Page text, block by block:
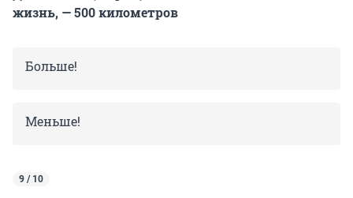
жизнь, — 500 километров
Больше!
Меньше!
9 / 10